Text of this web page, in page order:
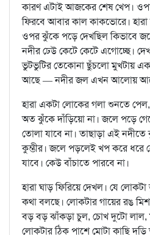
কারণ এটাই আজকের শেষ খেপ।
ফিরবে আবার কাল কাকভোরে। হারা
ওপর ঝুঁকে পড়ে দেখছিল কিভাবে
নদীর ঢেউ কেটে কেটে এগোচ্ছে।
ভুটভুটির তেকোনা ছুঁচলো মুখটায়
আছে — নদীর জল এখন আলোয়
হারা একটা লোকের গলা শুনতে পেল,
অত ঝুঁকে দাঁড়িয়ো না। জলে পড়ে
তোলা যাবে না। তাছাড়া এই
কুম্ভীর। জলে পড়লেই খপ করে ধরে
যাবে। কেউ বাঁচাতে পারবে না।
হারা ঘাড় ফিরিয়ে দেখল। যে
কথা বলছে। লোকটার গায়ের রঙ
বড় বড় ঝাঁকড়া চুল, চোখ দুটো লাল,
লোকটার ঠিক পাশে মোটা কাছি দড়ি